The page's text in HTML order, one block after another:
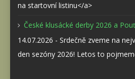
na startovní listinu</a>
České klusácké derby 2026 a
14.07.2026 - Srdečně zveme na
den sezóny 2026! Letos to